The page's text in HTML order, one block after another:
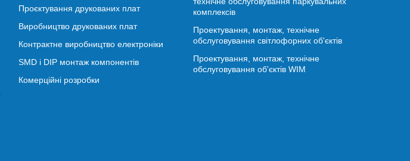
Проєктування друкованих плат
Виробництво друкованих плат
Контрактне виробництво електроніки
SMD і DIP монтаж компонентів
Комерційні розробки
комплексів
Проектування, монтаж, технічне
обслуговування світлофорних об'єктів
Проектування, монтаж, технічне
обслуговування об'єктів WIM